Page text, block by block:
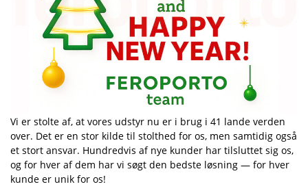
Vi er stolte af, at vores udstyr nu er i brug i 41 lande verden
over. Det er en stor kilde til stolthed for os, men samtidig også
et stort ansvar. Hundredvis af nye kunder har tilsluttet sig os,
og for hver af dem har vi søgt den bedste løsning — for hver
kunde er unik for os!